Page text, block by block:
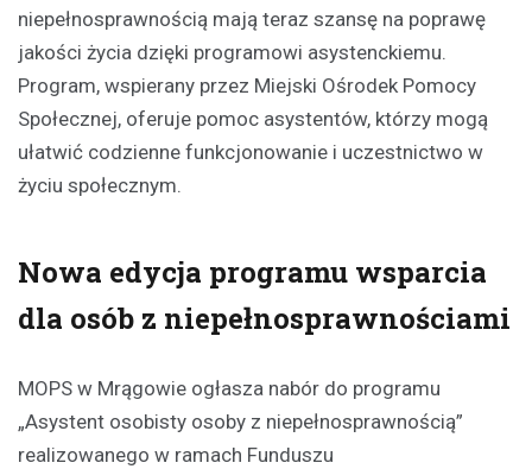
niepełnosprawnością mają teraz szansę na poprawę
jakości życia dzięki programowi asystenckiemu.
Program, wspierany przez Miejski Ośrodek Pomocy
Społecznej, oferuje pomoc asystentów, którzy mogą
ułatwić codzienne funkcjonowanie i uczestnictwo w
życiu społecznym.
Nowa edycja programu wsparcia
dla osób z niepełnosprawnościami
MOPS w Mrągowie ogłasza nabór do programu
„Asystent osobisty osoby z niepełnosprawnością”
realizowanego w ramach Funduszu